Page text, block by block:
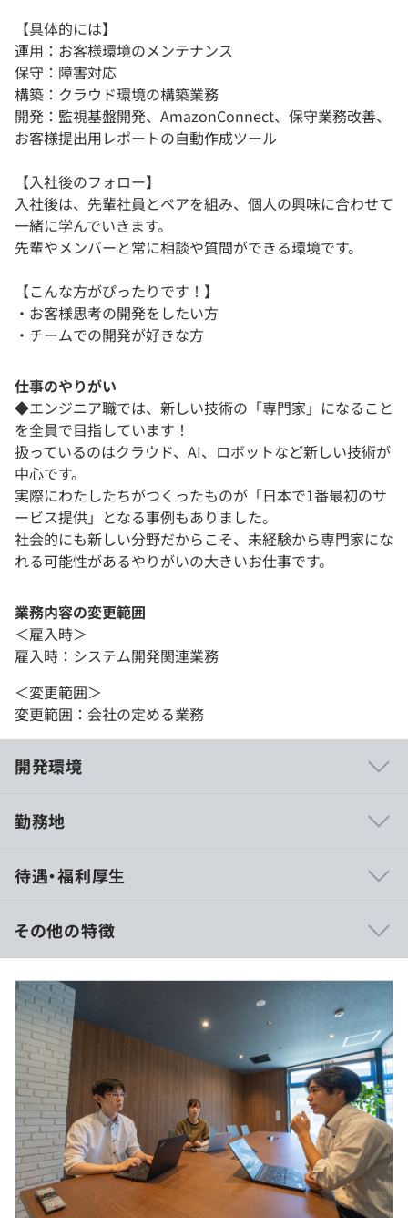
【具体的には】
運用：お客様環境のメンテナンス
保守：障害対応
構築：クラウド環境の構築業務
開発：監視基盤開発、AmazonConnect、保守業務改善、
お客様提出用レポートの自動作成ツール
【入社後のフォロー】
入社後は、先輩社員とペアを組み、個人の興味に合わせて
一緒に学んでいきます。
先輩やメンバーと常に相談や質問ができる環境です。
【こんな方がぴったりです！】
・お客様思考の開発をしたい方
・チームでの開発が好きな方
仕事のやりがい
◆エンジニア職では、新しい技術の「専門家」になること
を全員で目指しています！
扱っているのはクラウド、AI、ロボットなど新しい技術が
中心です。
実際にわたしたちがつくったものが「日本で1番最初のサ
ービス提供」となる事例もありました。
社会的にも新しい分野だからこそ、未経験から専門家にな
れる可能性があるやりがいの大きいお仕事です。
業務内容の変更範囲
＜雇入時＞
雇入時：システム開発関連業務
＜変更範囲＞
変更範囲：会社の定める業務
開発環境
どん挑戦しています！
経験を積める環境です。
まだ事例の少ない領域で実績をつくることで、業界の第一
人者になる可能性もあります。
◆AIを活用した企画立案など、横断的な業務をお任せしま
す！
大手企業との直接取引が豊富なので、単調作業にならず、
自身のスキルを磨き続けることが可能です。
成長企業で働きながら、チームメンバーとともに自分の成
長を実感していただけます。
最新の技術力が身につけてキャリアアップを目指したい方
に最適な環境です。
◆入社3年でリードエンジニアへ成長したロールモデルも
勤務地
待遇・福利厚生
（※想定年収は年収提示額を保証するものではありません）
24時間365日体制ですので、シフト勤務となります。（20
日間／月、残業含見ます）
①6：00〜16：00
②12：00〜22：00
③20：00〜6：00
休憩時間：休憩60分 ※昼食時間は業務の都合により各々
の自主性に任せています
その他の特徴